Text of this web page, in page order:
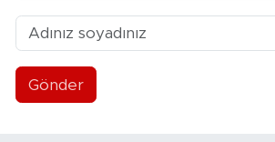
Gönder